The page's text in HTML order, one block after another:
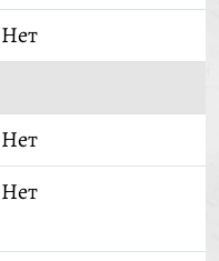
Нет
Нет
Нет